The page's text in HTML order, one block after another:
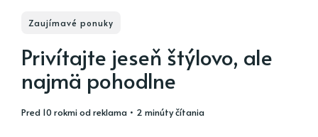
Zaujímavé ponuky
Privítajte jeseň štýlovo, ale
najmä pohodlne
pred 10 rokmiodreklama • 2 minúty čítania